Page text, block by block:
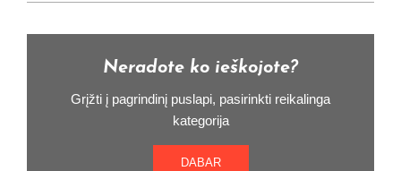
Neradote ko ieškojote?
Grįžti į pagrindinį puslapi, pasirinkti reikalinga
kategorija
DABAR